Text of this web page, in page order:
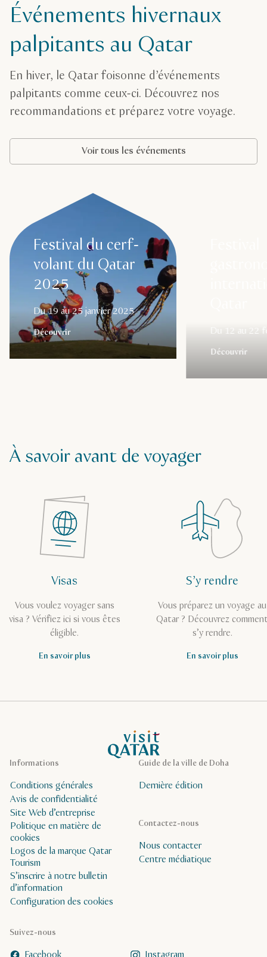
Voir tous les événements
Événements hivernaux
palpitants au Qatar
En hiver, le Qatar foisonne d’événements
palpitants comme ceux-ci. Découvrez nos
recommandations et préparez votre voyage.
Festival du cerf-
volant du Qatar
2025
Du 19 au 25 janvier 2025
Découvrir Du 12 au 22
Découvrir
À savoir avant de voyager
Visas
Vous voulez voyager sans
visa ? Vérifiez ici si vous êtes
éligible.
En savoir plus
S’y rendre
Vous préparez un voyage au
Qatar ? Découvrez
s’y rendre.
En savoir plus
Page d’accueil de Visit Qatar
Guide de la ville de Doha
Dernière édition
Suivez-nous
Contactez-nous
Nous contacter
Centre médiatique
Informations
Conditions générales
Avis de confidentialité
Site Web d’entreprise
Politique en matière de
cookies
Logos de la marque Qatar
Tourism
S’inscrire à notre bulletin
d’information
Configuration des cookies